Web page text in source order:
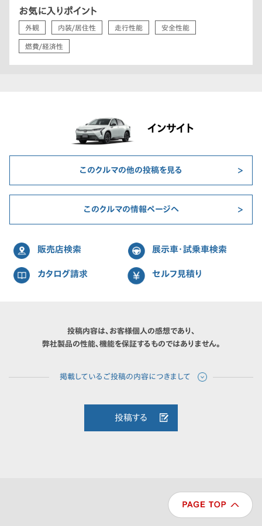
お気に入りポイント
外観 内装/居住性 走行性能 安全性能
燃費/経済性
インサイト
このクルマの他の投稿を見る
このクルマの情報ページへ
販売店検索 展示車・試乗車検索
カタログ請求 セルフ見積り
投稿内容は、お客様個人の感想であり、
弊社製品の性能、機能を保証するものではありません。
投稿する